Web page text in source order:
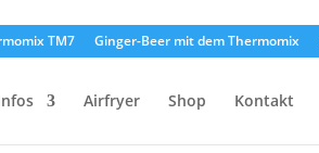
TM7 Ginger-Beer mit dem Thermomix
Airfryer Shop Kontakt